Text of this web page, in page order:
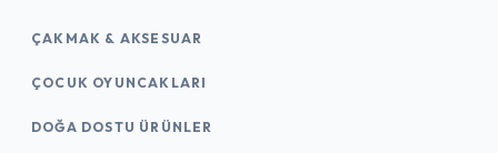
ÇAKMAK & AKSESUAR
ÇOCUK OYUNCAKLARI
DOĞA DOSTU ÜRÜNLER